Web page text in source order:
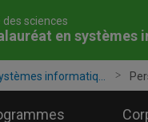
des sciences
en
informatiq...